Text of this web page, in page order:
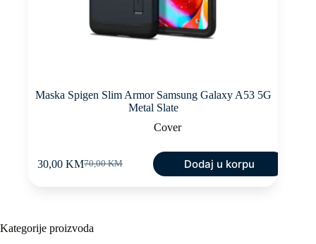
Maska Spigen Slim Armor Samsung Galaxy A53 5G
Metal Slate
Cover
70,00KM
Original
30,00KMCurrent
Dodaj u korpu
Kategorije proizvoda